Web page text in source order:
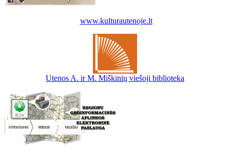
www.kulturautenoje.lt
Utenos A. ir M. Miškinių viešoji biblioteka